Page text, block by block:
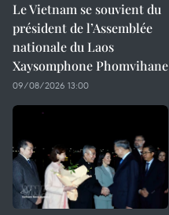
Le Vietnam se souvient du
président de l’Assemblée
nationale du Laos
Xaysomphone Phomvihane
09/08/2026 13:00